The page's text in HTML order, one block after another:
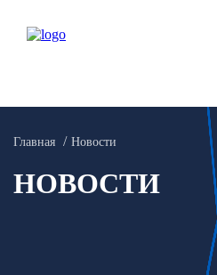
Главная Новости
НОВОСТИ